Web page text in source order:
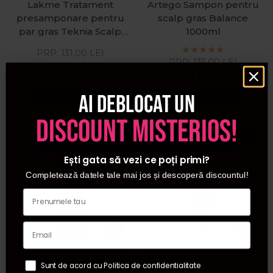
Lakme Tratament
presamponare pentru
par gras Teknia Scalp
90,94LEI / buc
PRP: 131,00 LEI
Adauga in cos
Artego Sampon pentru
scalp gras Balance
1000ml
PRP:135,00LEI
Adauga in cos
Pret special
Artego Sampon pentru
par gras Balance 250ml
Pret special
Lakme Tratament sebo-
reglator pentru scalp
Ai deblocat un
discount misterios!
Ești gata să vezi ce poți primi?
Completează datele tale mai jos și descoperă discountul!
Sunt de acord cu Politica de confidentialitate